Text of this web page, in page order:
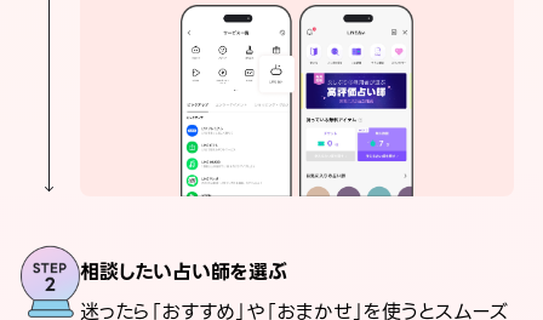
相談したい占い師を選ぶ
迷ったら「おすすめ」や「おまかせ」を使うとスムーズ